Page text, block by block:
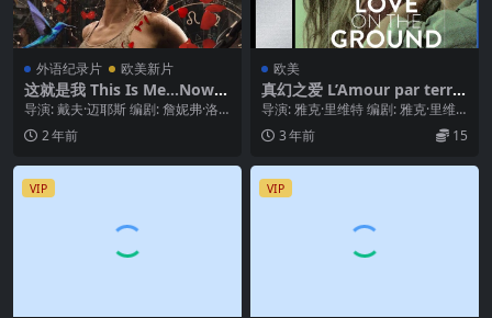
外语纪录片 欧美新片
这就是我 This Is Me…Now
(2024)
导演: 戴夫·迈耶斯 编剧: 詹妮弗·洛
佩兹 / Matt Walton 主演:...
2 年前
欧美
真幻之爱 L’Amour par terre
(1984)
导演: 雅克·里维特 编剧: 雅克·里维
特 / 玛丽卢·帕罗利尼 / 帕斯卡尔·...
3 年前 15
VIP VIP